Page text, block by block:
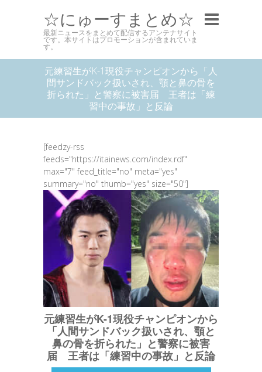
☆にゅーすまとめ☆
最新ニュースをまとめて配信するアンテナサイト
です。本サイトはプロモーションが含まれていま
す。
元練習生がK-1現役チャンピオンから「人
間サンドバック扱いされ、顎と鼻の骨を
折られた」と警察に被害届 王者は「練
習中の事故」と反論
[feedzy-rss
feeds="https://itainews.com/index.rdf"
max="7" feed_title="no" meta="yes"
summary="no" thumb="yes" size="50"]
元練習生がK-1現役チャンピオンから
「人間サンドバック扱いされ、顎と
鼻の骨を折られた」と警察に被害
届 王者は「練習中の事故」と反論